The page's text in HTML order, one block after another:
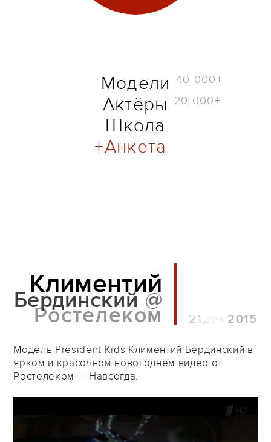
Модели 40 000+
Актёры 20 000+
Школа
Анкета
Климентий
Бердинский @
Ростелеком 21 2015
Модель President Kids Климентий Бердинский в
ярком и красочном новогоднем видео от
Ростелеком — Навсегда.